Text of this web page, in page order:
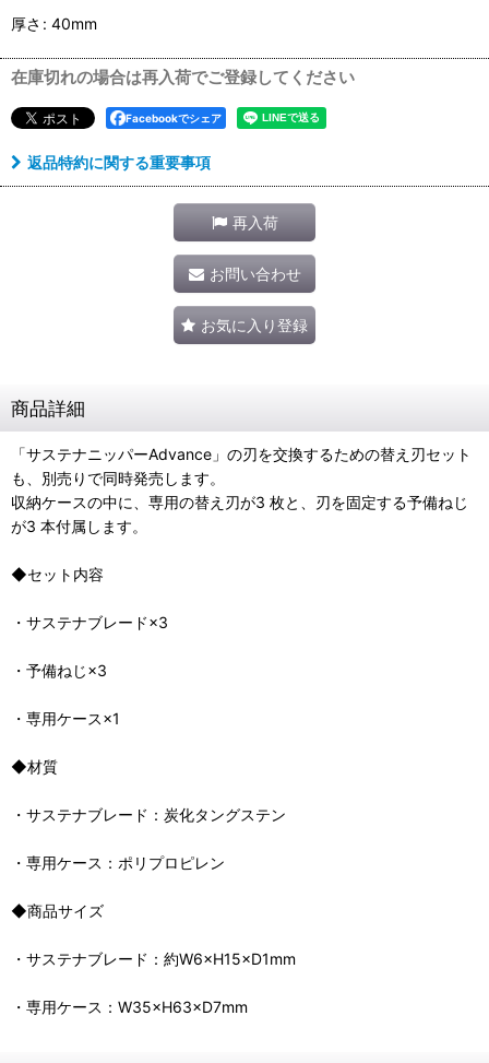
厚さ : 40mm
在庫切れの場合は再入荷でご登録してください
Facebookでシェア
返品特約に関する重要事項
再入荷
お問い合わせ
お気に入り登録
商品詳細
「サステナニッパーAdvance」の刃を交換するための替え刃セット
も、別売りで同時発売します。
収納ケースの中に、専用の替え刃が3 枚と、刃を固定する予備ねじ
が3 本付属します。
◆セット内容
・サステナブレード×3
・予備ねじ×3
・専用ケース×1
◆材質
・サステナブレード：炭化タングステン
・専用ケース：ポリプロピレン
◆商品サイズ
・サステナブレード：約W6×H15×D1mm
・専用ケース：W35×H63×D7mm